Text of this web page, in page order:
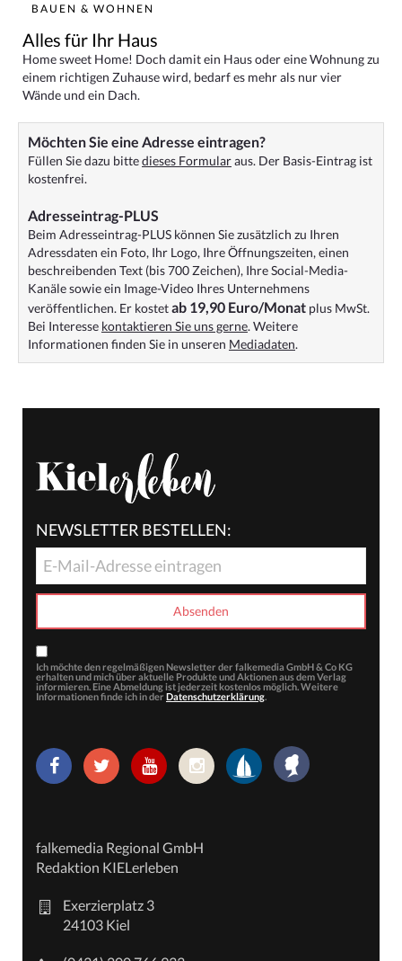
BAUEN & WOHNEN
Alles für Ihr Haus
Home sweet Home! Doch damit ein Haus oder eine Wohnung zu
einem richtigen Zuhause wird, bedarf es mehr als nur vier
Wände und ein Dach.
Möchten Sie eine Adresse eintragen?
Füllen Sie dazu bittedieses Formularaus. Der Basis-Eintrag ist
kostenfrei.
Adresseintrag-PLUS
Beim Adresseintrag-PLUS können Sie zusätzlich zu Ihren
Adressdaten ein Foto, Ihr Logo, Ihre Öffnungszeiten, einen
beschreibenden Text (bis 700 Zeichen), Ihre Social-Media-
Kanäle sowie ein Image-Video Ihres Unternehmens
veröffentlichen. Er kostetab 19,90 Euro/Monat plus MwSt.
Bei Interesse kontaktieren Sie uns gerne. Weitere
Informationen finden Sie in unseren Mediadaten.
NEWSLETTER BESTELLEN:
Ich möchte den regelmäßigen Newsletter der falkemedia GmbH & Co KG
erhalten und mich über aktuelle Produkte und Aktionen aus dem Verlag
informieren. Eine Abmeldung ist jederzeit kostenlos möglich. Weitere
Informationen finde ich in der Datenschutzerklärung.
falkemedia Regional GmbH
Redaktion KIELerleben
Exerzierplatz 3
24103 Kiel